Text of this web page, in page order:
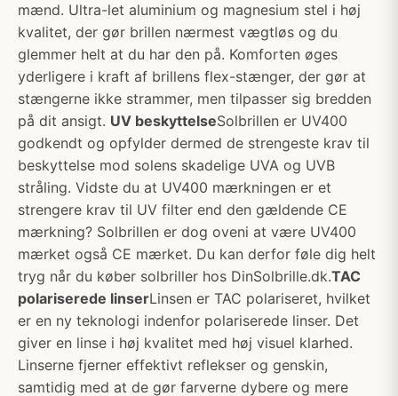
mænd. Ultra-let aluminium og magnesium stel i høj
kvalitet, der gør brillen nærmest vægtløs og du
glemmer helt at du har den på. Komforten øges
yderligere i kraft af brillens flex-stænger, der gør at
stængerne ikke strammer, men tilpasser sig bredden
på dit ansigt. UV beskyttelseSolbrillen er UV400
godkendt og opfylder dermed de strengeste krav til
beskyttelse mod solens skadelige UVA og UVB
stråling. Vidste du at UV400 mærkningen er et
strengere krav til UV filter end den gældende CE
mærkning? Solbrillen er dog oveni at være UV400
mærket også CE mærket. Du kan derfor føle dig helt
tryg når du køber solbriller hos DinSolbrille.dk.TAC
polariserede linserLinsen er TAC polariseret, hvilket
er en ny teknologi indenfor polariserede linser. Det
giver en linse i høj kvalitet med høj visuel klarhed.
Linserne fjerner effektivt reflekser og genskin,
samtidig med at de gør farverne dybere og mere